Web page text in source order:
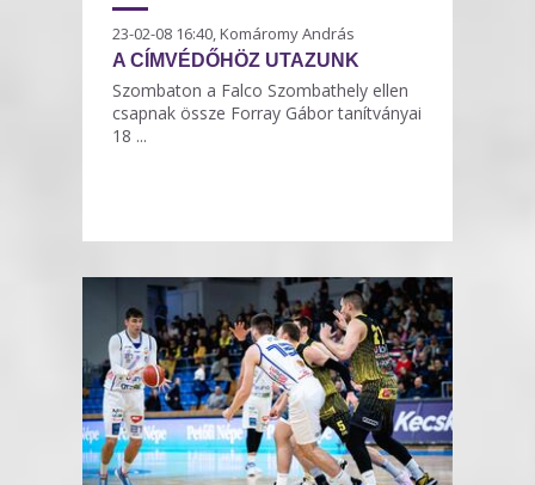
23-02-08 16:40, Komáromy András
A CÍMVÉDŐHÖZ UTAZUNK
Szombaton a Falco Szombathely ellen
csapnak össze Forray Gábor tanítványai
18 ...